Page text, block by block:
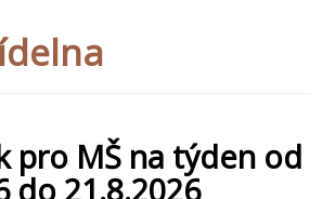
pro MŠ na týden od
do 21.8.2026